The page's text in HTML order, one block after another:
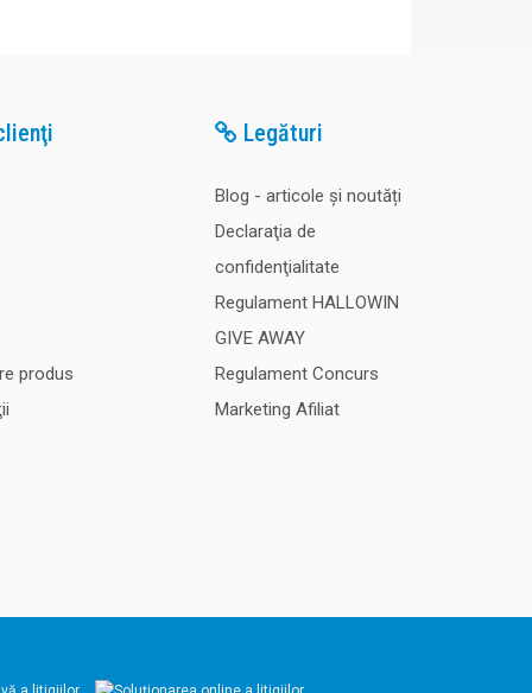
produs
Legături
Blog - articole și noutăți
Declaraţia de
confidenţialitate
Regulament HALLOWIN
GIVE AWAY
Regulament Concurs
Marketing Afiliat